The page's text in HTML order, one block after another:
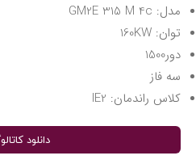
مدل: GM2E 315 M 4c
توان: 160KW
دور1500
سه فاز
کلاس راندمان: IE2
دانلود